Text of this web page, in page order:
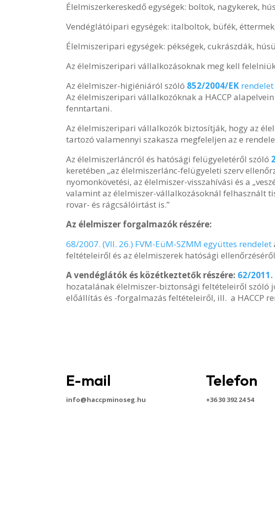
Élelmiszerkereskedő egységek: boltok, nagykerek,
Vendéglátóipari egységek: italboltok, büfék,
Élelmiszeripari egységek: pékségek, cukrászdák,
Az élelmiszeripari vállalkozásoknak meg kell
Az élelmiszer-higiéniáról szóló 852/2004/EK rendelet
Az élelmiszeripari vállalkozóknak a HACCP
fenntartani.
Az élelmiszeripari vállalkozók biztosítják, hogy az
tartozó valamennyi szakasza megfeleljen az e
Az élelmiszerláncról és hatósági felügyeletéről szóló
keretében „az élelmiszerlánc-felügyeleti szerv
nyomonkövetési, az élelmiszer-visszahívási és a
valamint az élelmiszer-vállalkozásoknál felhasznált
rovar- és rágcsálóirtást is.”
Az élelmiszer forgalmazók részére:
68/2007. (VII. 26.) FVM-EüM-SZMM együttes rendelet
feltételeiről és az élelmiszerek hatósági ellenőrzéséről
A vendéglátók és közétkeztetők részére: 62/
hozatalának élelmiszer-biztonsági feltételeiről szóló
előállítás és -forgalmazás feltételeiről, ill. a HACCP
E-mail
info@haccpminoseg.hu
Telefon
+36 30 392 24 54